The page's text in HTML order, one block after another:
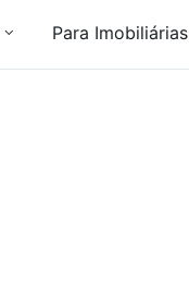
Para Imobiliárias